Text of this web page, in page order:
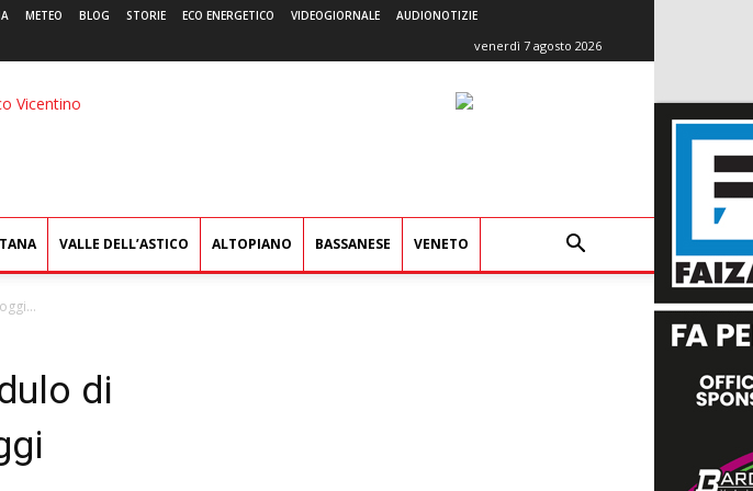
METEO BLOG STORIE ECO ENERGETICO VIDEOGIORNALE AUDIONOTIZIE
venerdì 7 agosto 2026
L'Eco
VALLE DELL’ASTICO ALTOPIANO BASSANESE VENETO
di